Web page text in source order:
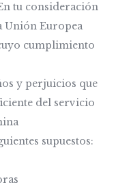
tu consideración
Unión Europea
cumplimiento
y perjuicios que
del servicio
supuestos: